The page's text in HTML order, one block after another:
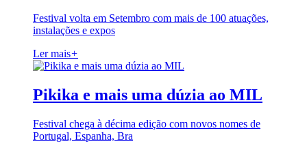
Festival volta em Setembro com mais de 100 atuações,
instalações e expos
Ler mais+
Pikika e mais uma dúzia ao MIL
Festival chega à décima edição com novos nomes de
Portugal, Espanha, Bra